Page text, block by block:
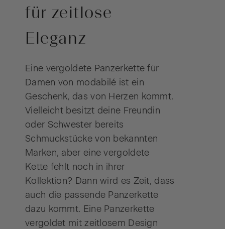
für zeitlose
Eleganz
Eine vergoldete Panzerkette für
Damen von modabilé ist ein
Geschenk, das von Herzen kommt.
Vielleicht besitzt deine Freundin
oder Schwester bereits
Schmuckstücke von bekannten
Marken, aber eine vergoldete
Kette fehlt noch in ihrer
Kollektion? Dann wird es Zeit, dass
auch die passende Panzerkette
dazu kommt. Eine Panzerkette
vergoldet mit zeitlosem Design